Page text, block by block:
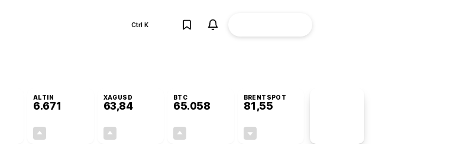
Ctrl K
ALTIN
6.671
XAGUSD
63,84
BTC
65.058
BRENTSPOT
81,55